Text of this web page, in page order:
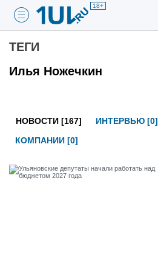
18+
ТЕГИ
Илья Ножечкин
НОВОСТИ [167] ИНТЕРВЬЮ [0]
КОМПАНИИ [0]